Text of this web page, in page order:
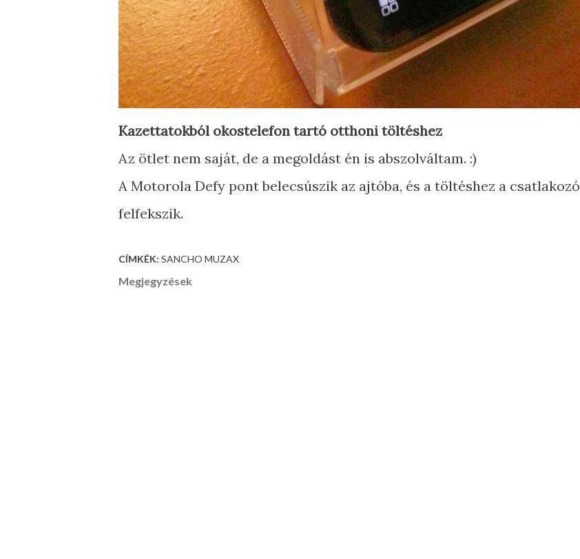
Kazettatokból okostelefon tartó otthoni töltéshez
Az ötlet nem saját, de a megoldást én is abszolváltam. :)
A Motorola Defy pont belecsúszik az ajtóba, és a töltéshez a csatlakozó
felfekszik.
CÍMKÉK: SANCHO MUZAX
Megjegyzések